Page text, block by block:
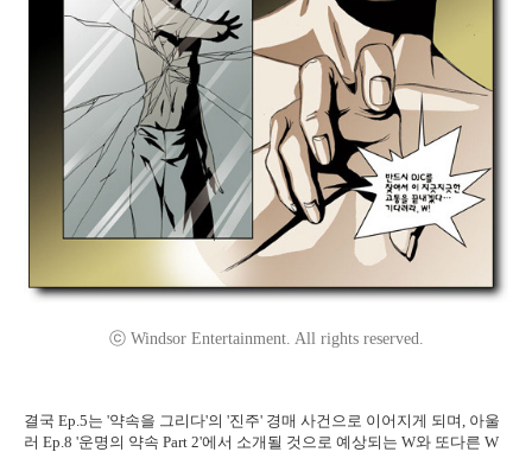
ⓒ Windsor Entertainment. All rights reserved.
결국 Ep.5는 '약속을 그리다'의 '진주' 경매 사건으로 이어지게 되며, 아울
러 Ep.8 '운명의 약속 Part 2'에서 소개될 것으로 예상되는 W와 또다른 W